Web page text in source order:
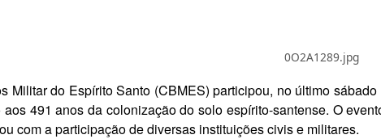
0O2A1289.jpg
Militar do Espírito Santo (CBMES) participou, no último
491 anos da colonização do solo espírito-santense. O
com a participação de diversas instituições civis e militares.